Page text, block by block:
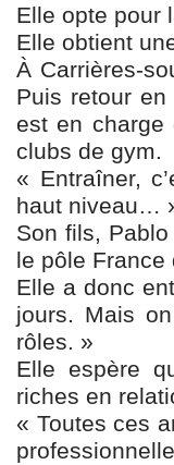
Elle opte pour
Elle obtient
À Carrières-
Puis retour
est en charge
clubs de gym.
« Entraîner,
haut niveau…
Son fils,
le pôle France
Elle a donc
jours. Mais
rôles. »
Elle espère
riches en
« Toutes ces